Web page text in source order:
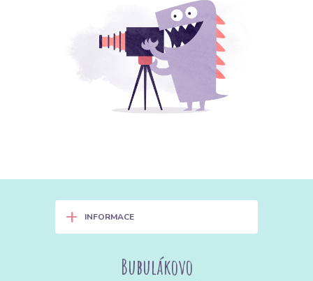
+ INFORMACE
Bubulákovo